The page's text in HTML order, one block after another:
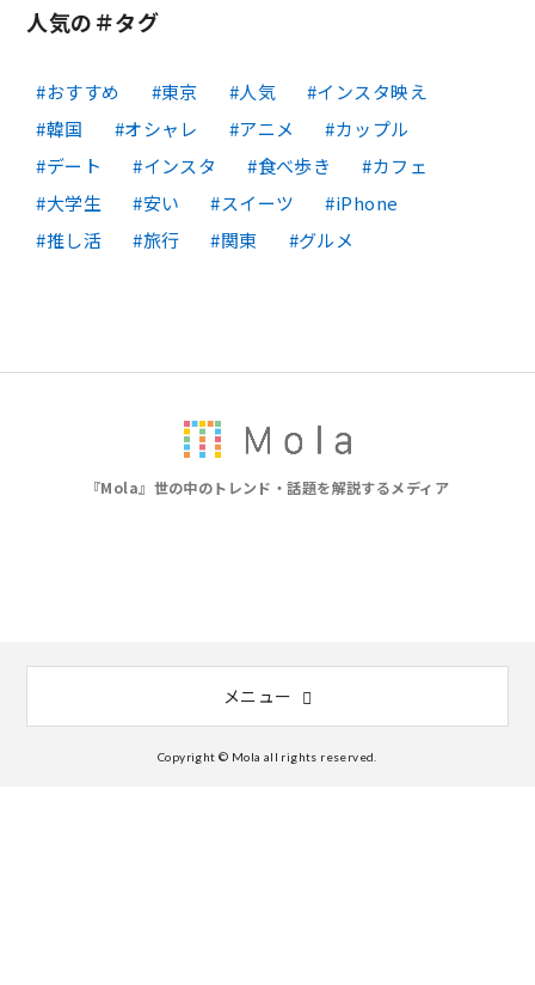
人気の＃タグ
おすすめ 東京 人気
インスタ映え
韓国
オシャレ アニメ
カップル
デート
インスタ 食べ歩き
カフェ
大学生
安い スイーツ
iPhone
推し活
旅行 関東 グルメ
『Mola』世の中のトレンド・話題を解説するメディア
メニュー
Copyright © Mola all rights reserved.